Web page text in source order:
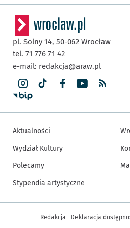
pl. Solny 14, 50-062 Wrocław
tel. 71 776 71 42
e-mail: redakcja@araw.pl
Aktualności
Wydział Kultury
Polecamy
Stypendia artystyczne
Inne informacje
Redakcja Deklaracja